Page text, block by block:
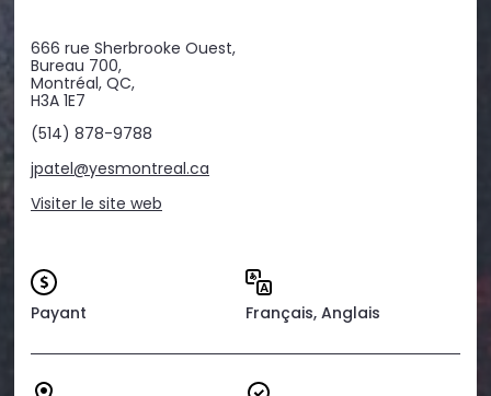
666 rue Sherbrooke Ouest,
Bureau 700,
Montréal, QC,
H3A 1E7
(514) 878-9788
jpatel@yesmontreal.ca
Visiter le site web
Payant Français, Anglais